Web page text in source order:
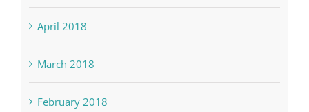
April 2018
March 2018
February 2018